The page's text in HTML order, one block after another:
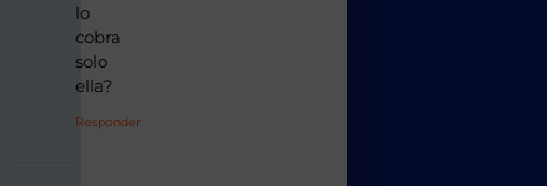
lo
cobra
solo
ella?
Responder